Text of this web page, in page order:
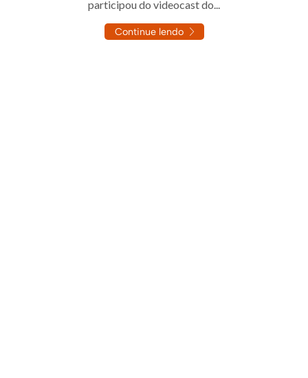
participou do videocast do...
Continue lendo